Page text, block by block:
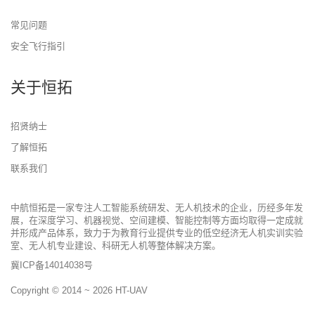
常见问题
安全飞行指引
关于恒拓
招贤纳士
了解恒拓
联系我们
中航恒拓是一家专注人工智能系统研发、无人机技术的企业，历经多年发
展，在深度学习、机器视觉、空间建模、智能控制等方面均取得一定成就
并形成产品体系，致力于为教育行业提供专业的低空经济无人机实训实验
室、无人机专业建设、科研无人机等整体解决方案。
冀ICP备14014038号
Copyright © 2014 ~ 2026 HT-UAV